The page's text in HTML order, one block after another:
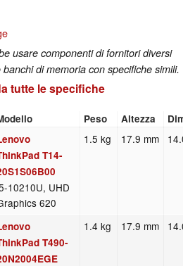
usare componenti di fornitori diversi
di memoria con specifiche simili.
tutte le specifiche
Peso Altezza
T14-
10210U, UHD
620
1.5 kg 17.9 mm
T490-
1.4 kg 17.9 mm